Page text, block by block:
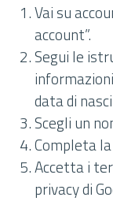
Vai su
account”.
Segui le
data di
Scegli un
Completa
Accetta i
privacy di